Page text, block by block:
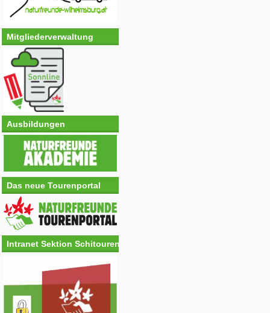
Mitgliederverwaltung
Ausbildungen
Das neue Tourenportal
Intranet Sektion Schitouren